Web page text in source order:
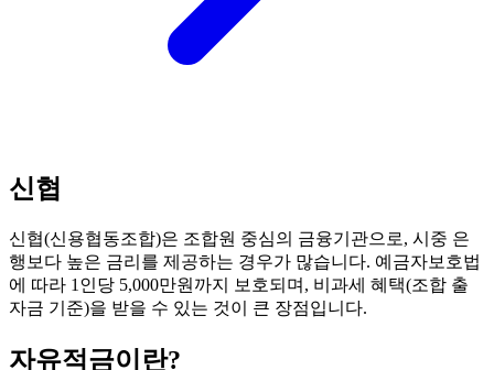
신협
신협(신용협동조합)은 조합원 중심의 금융기관으로, 시중 은
행보다 높은 금리를 제공하는 경우가 많습니다. 예금자보호법
에 따라 1인당 5,000만원까지 보호되며, 비과세 혜택(조합 출
자금 기준)을 받을 수 있는 것이 큰 장점입니다.
자유적금이란?